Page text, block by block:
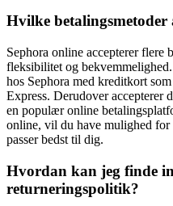
Hvilke betalingsmetoder
Sephora online accepterer flere
fleksibilitet og
hos Sephora med kreditkort
Express. Derudover accepterer
en populær online
online, vil du have mulighed
passer bedst til dig.
Hvordan kan jeg finde
returneringspolitik?